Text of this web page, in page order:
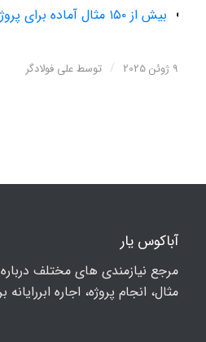
بیش از ۱۵۰ مثال آماده برای پروژه اباکوس
9 ژوئن 2025 / توسطعلی فولادگر
آباکوس یار
مرجع نیازمندی های مختلف درباره
مثال، انجام پروژه، اجاره